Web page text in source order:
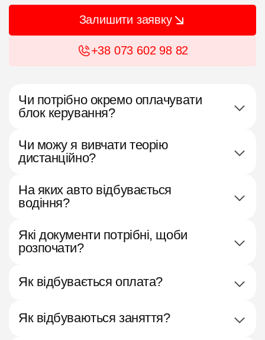
Залишити заявку
+38 073 602 98 82
Чи потрібно окремо оплачувати
блок керування?
Чи можу я вивчати теорію
дистанційно?
На яких авто відбувається
водіння?
Які документи потрібні, щоби
розпочати?
Як відбувається оплата?
Як відбуваються заняття?